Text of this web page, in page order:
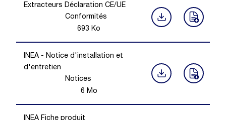
Extracteurs Déclaration CE/UE
Conformités
693 Ko
INEA - Notice d'installation et
d'entretien
Notices
6 Mo